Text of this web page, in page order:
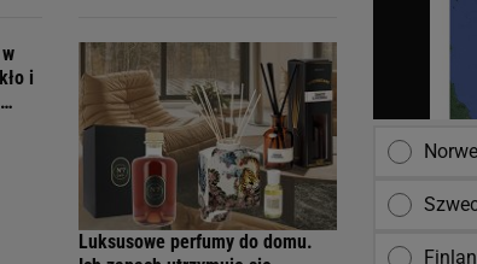
i
Luksusowe perfumy do domu.